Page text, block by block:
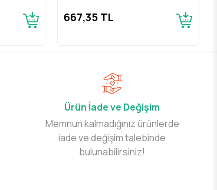
667,35 TL
Ürün İade ve Değişim
Memnun kalmadığınız ürünlerde
iade ve değişim talebinde
bulunabilirsiniz!